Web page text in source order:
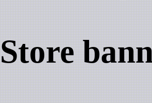
Store